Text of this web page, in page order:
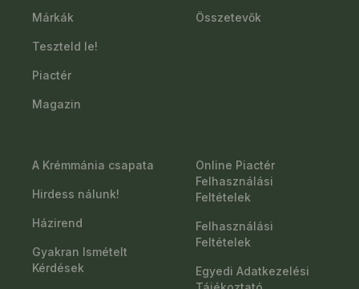
Márkák
Teszteld le!
Piactér
Magazin
Összetevők
A Krémmánia csapata
Hirdess nálunk!
Házirend
Gyakran Ismételt
Kérdések
Online Piactér
Felhasználási
Feltételek
Felhasználási
Feltételek
Egyedi Adatkezelési